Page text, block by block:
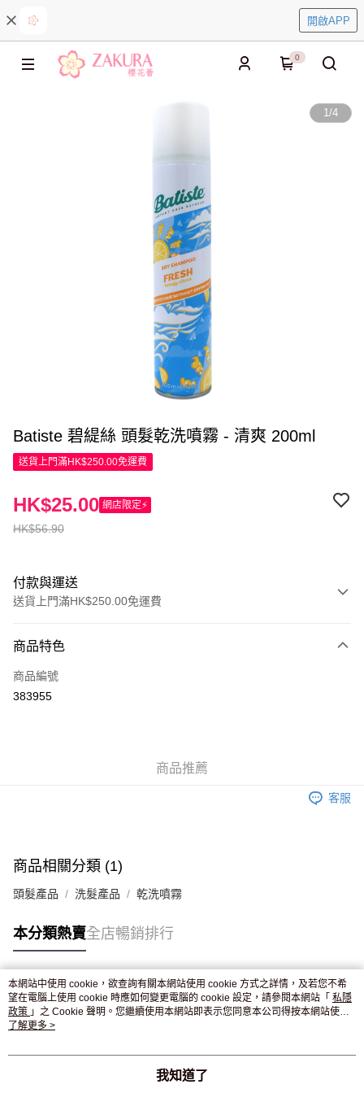
開啟APP
0
1/4
Batiste 碧緹絲 頭髮乾洗噴霧 - 清爽 200ml
送貨上門滿HK$250.00免運費
HK$56.90
HK$25.00 網店限定⚡
付款與運送
送貨上門滿HK$250.00免運費
信用卡
Apple Pay
付款後門市自取，訂單確認後2-4個工作天到店，7天內取。逾期後
商品特色
商品編號
383955
商品推薦
客服
商品相關分類 (1)
頭髮產品 洗髮產品 乾洗噴霧
本分類熱賣全店暢銷排行
熱門標籤
熱銷排行
本網站中使用 cookie，欲查詢有關本網站使用 cookie 方式之詳情，及若您不希
望在電腦上使用 cookie 時應如何變更電腦的 cookie 設定，請參閱本網站「 私隱
政策 」之 Cookie 聲明。您繼續使用本網站即表示您同意本公司得按本網站使用
條款之 Cookie 聲明使用 cookie。
了解更多 >
我知道了